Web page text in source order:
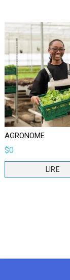
AGRONOME
$0
LIRE